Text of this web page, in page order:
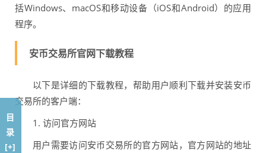
括Windows、macOS和移动设备（iOS和Android）的应用
程序。
安币交易所官网下载教程
以下是详细的下载教程，帮助用户顺利下载并安装安币
交易所的客户端：
1. 访问官方网站
用户需要访问安币交易所的官方网站，官方网站的地址
目
录
[+]